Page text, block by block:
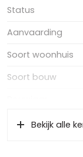
Status
Aanvaarding
Soort woonhuis
Soort bouw
Bekijk alle